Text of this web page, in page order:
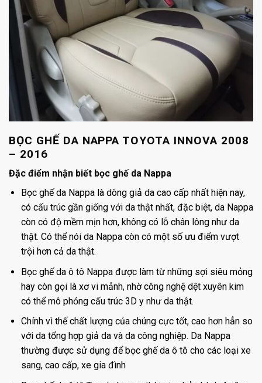
BỌC GHẾ DA NAPPA TOYOTA INNOVA 2008
– 2016
Đặc điểm nhận biết bọc ghế da Nappa
Bọc ghế da Nappa là dòng giả da cao cấp nhất hiện nay,
có cấu trúc gần giống với da thật nhất, đặc biệt, da Nappa
còn có độ mềm mịn hơn, không có lỗ chân lông như da
thật. Có thể nói da Nappa còn có một số ưu điểm vượt
trội hơn cả da thật.
Bọc ghế da ô tô Nappa được làm từ những sợi siêu mỏng
hay còn gọi là xơ vi mảnh, nhờ công nghệ dệt xuyên kim
có thể mô phỏng cấu trúc 3D y như da thật.
Chính vì thế chất lượng của chúng cực tốt, cao hơn hẳn so
với da tổng hợp giả da và da công nghiệp. Da Nappa
thường được sử dụng để bọc ghế da ô tô cho các loại xe
sang, cao cấp, xe gia đình